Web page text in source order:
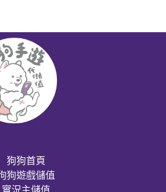
狗狗首頁
狗遊戲儲值
實況主儲值